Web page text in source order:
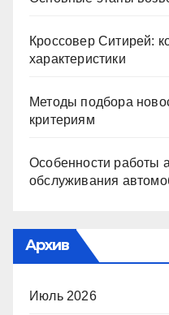
Кроссовер Ситирей:
характеристики
Методы подбора
критериям
Особенности работы
обслуживания
Архив
Июль 2026